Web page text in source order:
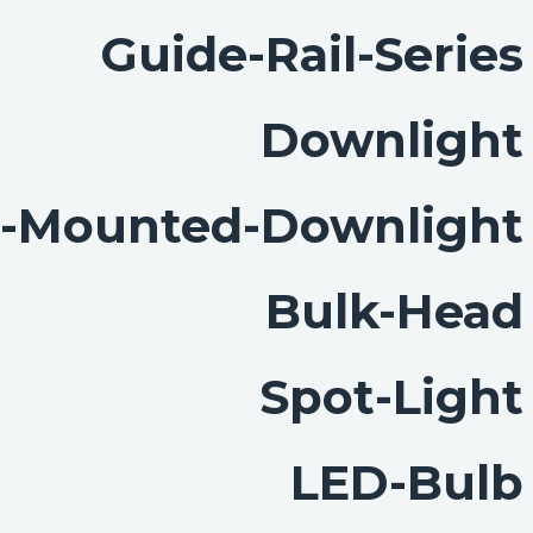
Guide-Rail-Series
Downlight
Mounted-Downlight
Bulk-Head
Spot-Light
LED-Bulb